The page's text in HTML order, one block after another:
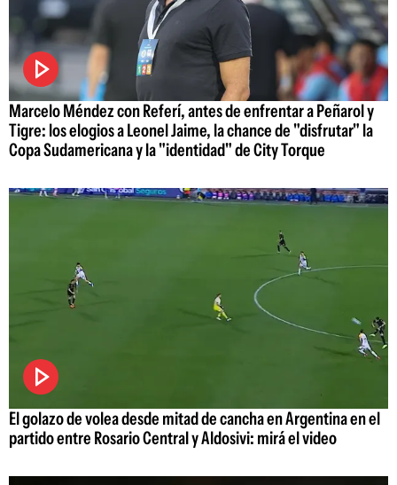
Marcelo Méndez con Referí, antes de enfrentar a Peñarol y
Tigre: los elogios a Leonel Jaime, la chance de "disfrutar" la
Copa Sudamericana y la "identidad" de City Torque
El golazo de volea desde mitad de cancha en Argentina en el
partido entre Rosario Central y Aldosivi: mirá el video